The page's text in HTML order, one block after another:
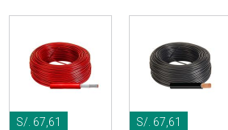
S/. 67,61
S/. 67,61